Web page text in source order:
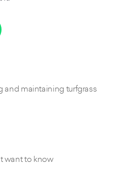
and maintaining turfgrass
want to know